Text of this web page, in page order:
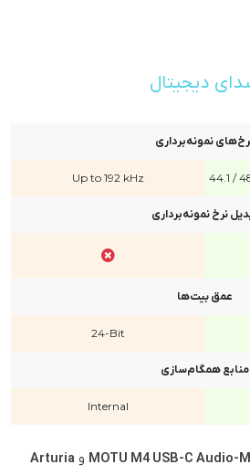
دیجیتال
نمونه‌برداری
44.1 /
Up to 192 kHz
نرخ نمونه‌برداری
عمق بیت‌ها
24-Bit
منابع همگام‌سازی
Internal
MOTU M4 USB-C Audio- و Arturia